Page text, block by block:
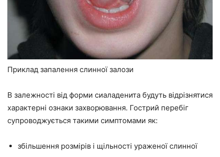
Приклад запалення слинної залози
В залежності від форми сиаладенита будуть відрізнятися
характерні ознаки захворювання. Гострий перебіг
супроводжується такими симптомами як:
збільшення розмірів і щільності ураженої слинної